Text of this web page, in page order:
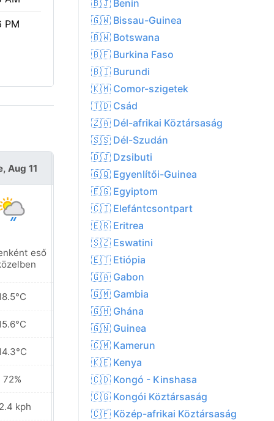
PM
Aug 11
eső
72%
kph
Wed, Aug 12
Helyenként eső
a közelben
18.6°C
15.9°C
13.7°C
64%
31.7 kph
🇧🇯 Benin
🇬🇼 Bissau-Guinea
🇧🇼 Botswana
🇧🇫 Burkina Faso
🇧🇮 Burundi
🇰🇲 Comor-szigetek
🇹🇩 Csád
🇿🇦 Dél-afrikai Köztársaság
🇸🇸 Dél-Szudán
🇩🇯 Dzsibuti
🇬🇶 Egyenlítői-Guinea
🇪🇬 Egyiptom
🇨🇮 Elefántcsontpart
🇪🇷 Eritrea
🇸🇿 Eswatini
🇪🇹 Etiópia
🇬🇦 Gabon
🇬🇲 Gambia
🇬🇭 Ghána
🇬🇳 Guinea
🇨🇲 Kamerun
🇰🇪 Kenya
🇨🇩 Kongó - Kinshasa
🇨🇬 Kongói Köztársaság
🇨🇫 Közép-afrikai Köztársaság